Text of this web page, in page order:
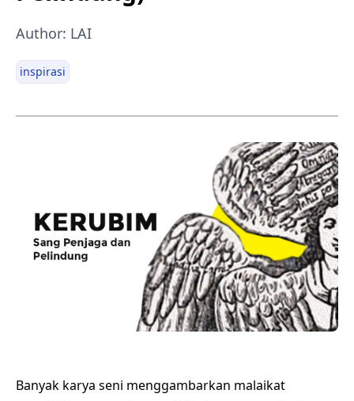
Author: LAI
inspirasi
Banyak karya seni menggambarkan malaikat